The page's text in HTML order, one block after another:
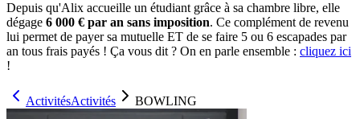
Depuis qu'Alix accueille un étudiant grâce à sa chambre libre, elle
dégage 6 000 € par an sans imposition. Ce complément de revenu
lui permet de payer sa mutuelle ET de se faire 5 ou 6 escapades par
an tous frais payés ! Ça vous dit ? On en parle ensemble : cliquez ici
!
ActivitésActivités BOWLING